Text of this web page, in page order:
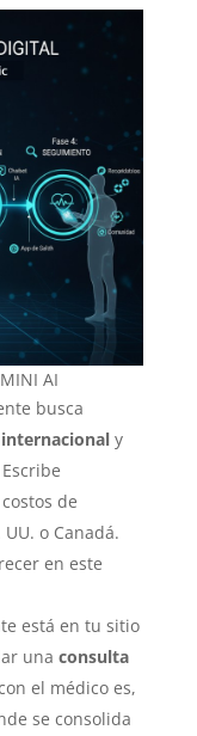
AI
busca
internacionaly
de
o Canadá.
en este
está en tu sitio
una consulta
el médico es,
se consolida